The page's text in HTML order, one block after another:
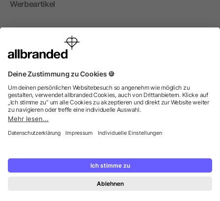
Werbeartikel
International
Wir verkaufen Werbeartikel, Werbemittel und
Vereine. Alle Preise zzgl. MwSt.